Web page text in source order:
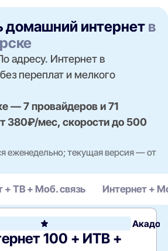
домашний интернет в
адресу. Интернет в
переплат и мелкого
— 7 провайдеров и 71
380₽/мес, скорости до 500
еженедельно; текущая версия — от
+ ТВ + Моб. связь Интернет +
Акадо
100 + ИТВ +